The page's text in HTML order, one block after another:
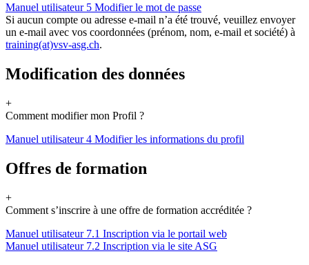
Manuel utilisateur 5 Modifier le mot de passe
Si aucun compte ou adresse e-mail n’a été trouvé, veuillez envoyer
un e-mail avec vos coordonnées (prénom, nom, e-mail et société) à
training(at)vsv-asg.ch.
Modification des données
+
Comment modifier mon Profil ?
Manuel utilisateur 4 Modifier les informations du profil
Offres de formation
+
Comment s’inscrire à une offre de formation accréditée ?
Manuel utilisateur 7.1 Inscription via le portail web
Manuel utilisateur 7.2 Inscription via le site ASG